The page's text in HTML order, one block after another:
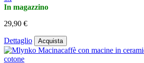
In magazzino
29,90 €
Dettaglio Acquista